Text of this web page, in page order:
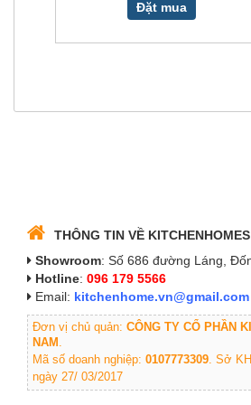
Đặt mua
THÔNG TIN VỀ
Showroom: Số 686 đường Láng,
Hotline: 096 179 5566
Email: kitchenhome.vn@gmail.com
Đơn vị chủ quản: CÔNG TY CỔ PHẦN
NAM .
Mã số doanh nghiệp: 0107773309 . Sở
ngày 27/ 03/2017